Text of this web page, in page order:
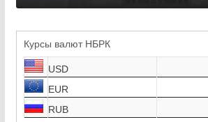
Курсы валют НБРК
USD
EUR
RUB